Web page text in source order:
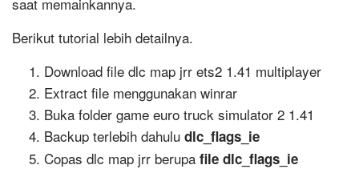
Berikut tutorial lebih detailnya.
Download file dlc map jrr ets2 1.41 multiplayer
Extract file menggunakan winrar
Buka folder game euro truck simulator 2 1.41
Backup terlebih dahulu dlc_flags_ie
Copas dlc map jrr berupa file dlc_flags_ie